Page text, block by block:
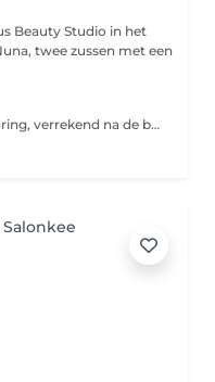
Beauty Studio in het
twee zussen met een
10% korting op 2 zones gelaatsontharing, verrekend na de behandeling